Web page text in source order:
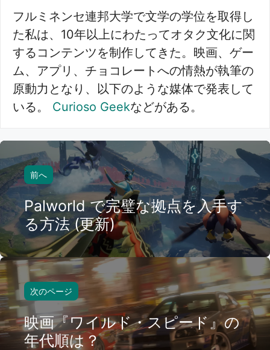
フルミネンセ連邦大学で文学の学位を取得し
た私は、10年以上にわたってオタク文化に関
するコンテンツを制作してきた。映画、ゲー
ム、アプリ、チョコレートへの情熱が執筆の
原動力となり、以下のような媒体で発表して
いる。 Curioso Geekなどがある。
前へ
Palworld で完璧な拠点を入手す
る方法 (更新)
次のページ
映画『ワイルド・スピード』の
年代順は？